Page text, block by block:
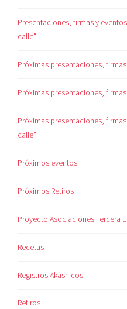
Presentaciones, firmas y
calle"
Próximas presentaciones,
Próximas presentaciones,
Próximas presentaciones,
calle"
Próximos eventos
Próximos Retiros
Proyecto Asociaciones Tercera
Recetas
Registros Akáshicos
Retiros